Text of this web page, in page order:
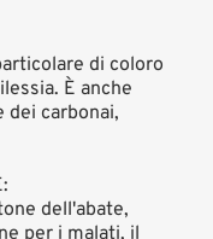
di coloro
È anche
dei carbonai,
dell'abate,